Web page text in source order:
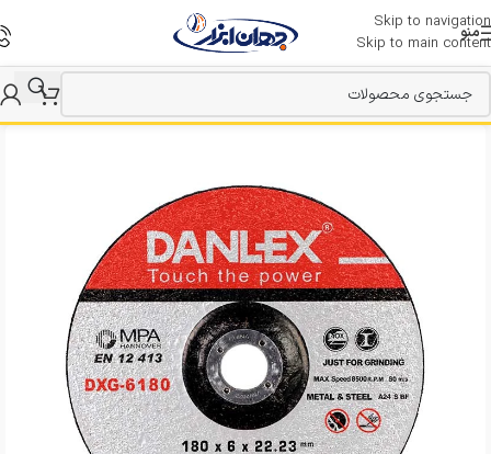
Skip to navigation
Skip to main content
منو